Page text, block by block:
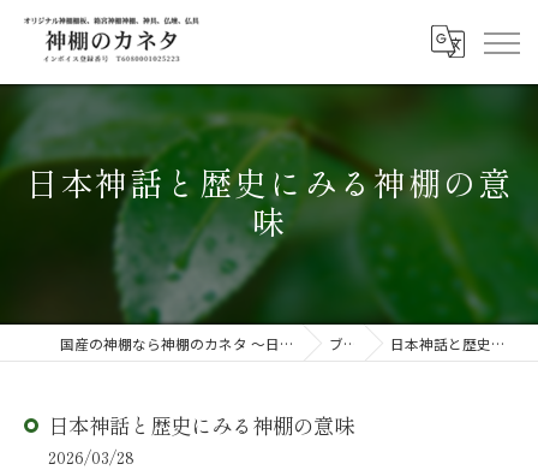
日本神話と歴史にみる神棚の意
味
国産の神棚なら神棚のカネタ ～日々のしあわせを感じる物を～ ブログ 日本神話と歴史にみる神棚の意味
日本神話と歴史にみる神棚の意味
2026/03/28